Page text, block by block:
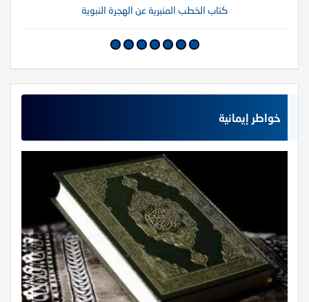
كتاب الخطب المنبرية عن الهجرة النبوية
خواطر إيمانية